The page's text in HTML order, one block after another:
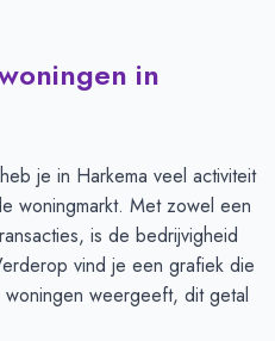
in
je in Harkema veel activiteit
woningmarkt. Met zowel een
is de bedrijvigheid
vind je een grafiek die
weergeeft, dit getal